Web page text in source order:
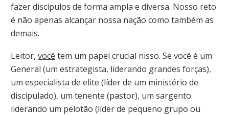
fazer discípulos de forma ampla e diversa. Nosso reto
é não apenas alcançar nossa nação como também as
demais.
Leitor, você tem um papel crucial nisso. Se você é um
General (um estrategista, liderando grandes forças),
um especialista de elite (líder de um ministério de
discipulado), um tenente (pastor), um sargento
liderando um pelotão (líder de pequeno grupo ou